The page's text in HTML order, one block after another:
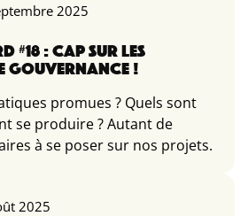
2025
#18 : CAP SUR LES
GOUVERNANCE !
promues ? Quels sont
se produire ? Autant de
à se poser sur nos projets.
2025